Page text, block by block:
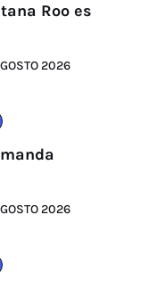
Roo es
2026
2026